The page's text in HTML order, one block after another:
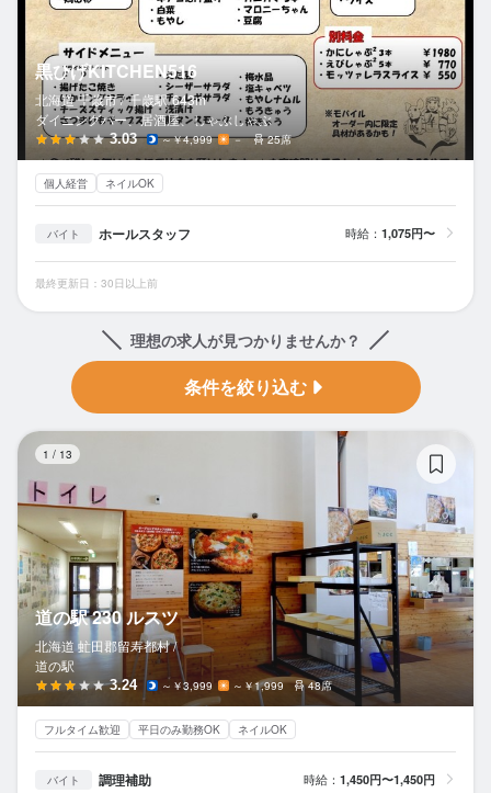
黒ひげKITCHEN516
北海道 千歳市 / 千歳駅 643m
ダイニングバー、居酒屋、しゃぶしゃぶ
3.03 ～￥4,999 － 25席
個人経営 ネイルOK
バイト ホールスタッフ 時給： 1,075円〜
最終更新日：30日以上前
理想の求人が見つかりませんか？
条件を絞り込む
1 / 13
道の駅 230 ルスツ
北海道 虻田郡留寿都村 /
道の駅
3.24 ～￥3,999 ～￥1,999 48席
フルタイム歓迎 平日のみ勤務OK ネイルOK
バイト 調理補助 時給： 1,450円〜1,450円